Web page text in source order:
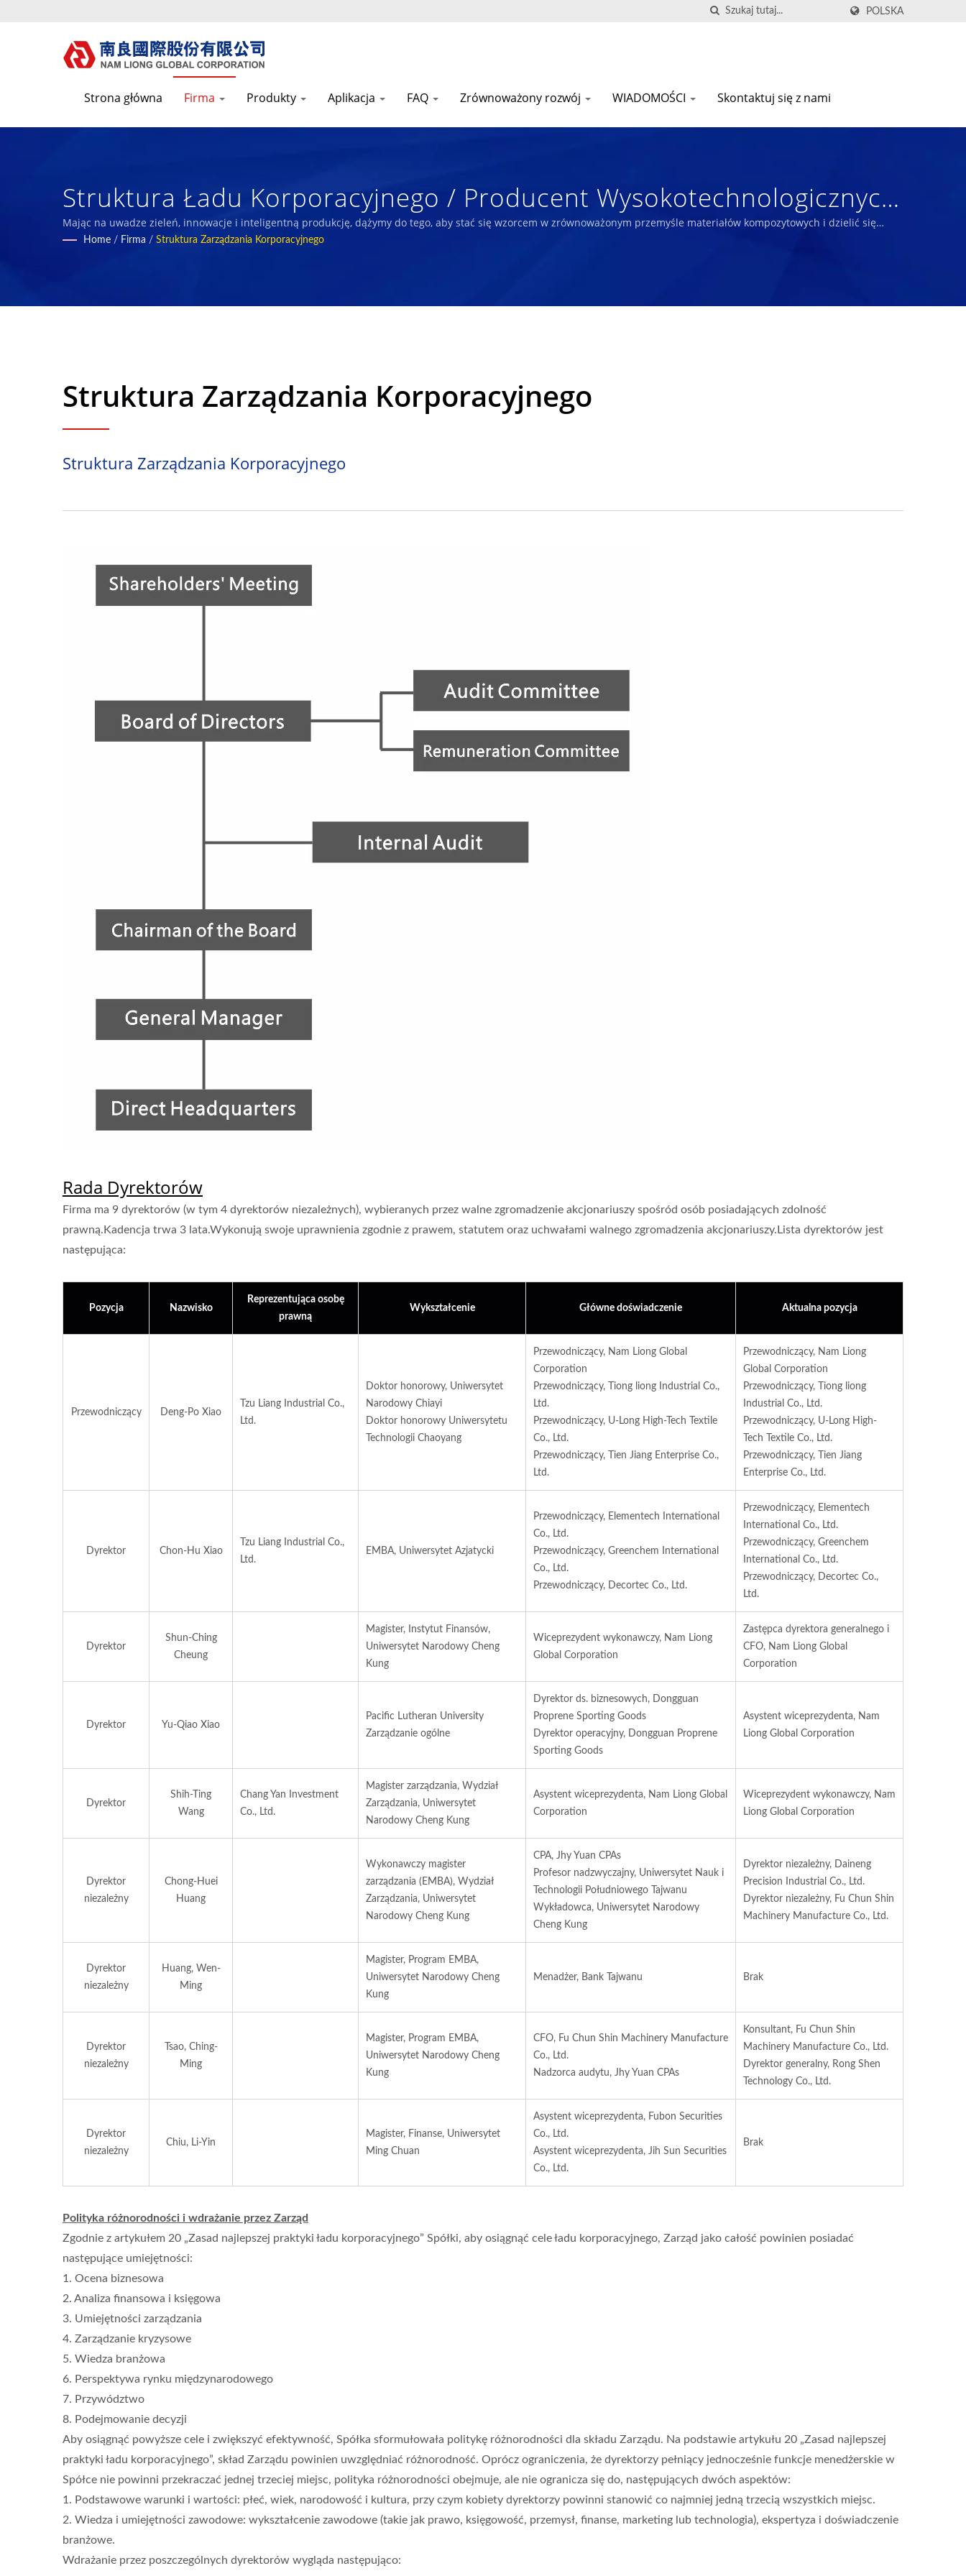
POLSKA
Strona główna Firma Produkty Aplikacja FAQ Zrównoważony rozwój WIADOMOŚCI Skontaktuj się z nami
Struktura Ładu Korporacyjnego / Producent Wysokotechnologicznych,
Funkcjonalnych, Zielonych Tkanin Tekstylnych I Materiałów
Mając na uwadze zieleń, innowacje i inteligentną produkcję, dążymy do tego, aby stać się wzorcem w zrównoważonym przemyśle materiałów kompozytowych i dzielić się
naszymi osiągnięciami z naszymi pracownikami i społeczeństwem.
Home / Firma / Struktura Zarządzania Korporacyjnego
Struktura Zarządzania Korporacyjnego
Struktura Zarządzania Korporacyjnego
Rada Dyrektorów
Firma ma 9 dyrektorów (w tym 4 dyrektorów niezależnych), wybieranych przez walne zgromadzenie akcjonariuszy spośród osób posiadających zdolność
prawną.Kadencja trwa 3 lata.Wykonują swoje uprawnienia zgodnie z prawem, statutem oraz uchwałami walnego zgromadzenia akcjonariuszy.Lista dyrektorów jest
następująca:
Pozycja Nazwisko
Reprezentująca osobę
prawną
Wykształcenie Główne doświadczenie Aktualna pozycja
Przewodniczący Deng-Po Xiao
Tzu Liang Industrial Co.,
Ltd.
Doktor honorowy, Uniwersytet
Narodowy Chiayi
Doktor honorowy Uniwersytetu
Technologii Chaoyang
Przewodniczący, Nam Liong Global
Corporation
Przewodniczący, Tiong liong Industrial Co.,
Ltd.
Przewodniczący, U-Long High-Tech Textile
Co., Ltd.
Przewodniczący, Tien Jiang Enterprise Co.,
Ltd.
Przewodniczący, Nam Liong
Global Corporation
Przewodniczący, Tiong liong
Industrial Co., Ltd.
Przewodniczący, U-Long High-
Tech Textile Co., Ltd.
Przewodniczący, Tien Jiang
Enterprise Co., Ltd.
Dyrektor Chon-Hu Xiao
Tzu Liang Industrial Co.,
Ltd.
EMBA, Uniwersytet Azjatycki
Przewodniczący, Elementech International
Co., Ltd.
Przewodniczący, Greenchem International
Co., Ltd.
Przewodniczący, Decortec Co., Ltd.
Przewodniczący, Elementech
International Co., Ltd.
Przewodniczący, Greenchem
International Co., Ltd.
Przewodniczący, Decortec Co.,
Ltd.
Dyrektor
Shun-Ching
Cheung
Magister, Instytut Finansów,
Uniwersytet Narodowy Cheng
Kung
Wiceprezydent wykonawczy, Nam Liong
Global Corporation
Zastępca dyrektora generalnego i
CFO, Nam Liong Global
Corporation
Dyrektor Yu-Qiao Xiao
Pacific Lutheran University
Zarządzanie ogólne
Dyrektor ds. biznesowych, Dongguan
Proprene Sporting Goods
Dyrektor operacyjny, Dongguan Proprene
Sporting Goods
Asystent wiceprezydenta, Nam
Liong Global Corporation
Dyrektor
Shih-Ting
Wang
Chang Yan Investment
Co., Ltd.
Magister zarządzania, Wydział
Zarządzania, Uniwersytet
Narodowy Cheng Kung
Asystent wiceprezydenta, Nam Liong Global
Corporation
Wiceprezydent wykonawczy, Nam
Liong Global Corporation
Dyrektor
niezależny
Chong-Huei
Huang
Wykonawczy magister
zarządzania (EMBA), Wydział
Zarządzania, Uniwersytet
Narodowy Cheng Kung
CPA, Jhy Yuan CPAs
Profesor nadzwyczajny, Uniwersytet Nauk i
Technologii Południowego Tajwanu
Wykładowca, Uniwersytet Narodowy
Cheng Kung
Dyrektor niezależny, Daineng
Precision Industrial Co., Ltd.
Dyrektor niezależny, Fu Chun Shin
Machinery Manufacture Co., Ltd.
Dyrektor
niezależny
Huang, Wen-
Ming
Magister, Program EMBA,
Uniwersytet Narodowy Cheng
Kung
Menadżer, Bank Tajwanu Brak
Dyrektor
niezależny
Tsao, Ching-
Ming
Magister, Program EMBA,
Uniwersytet Narodowy Cheng
Kung
CFO, Fu Chun Shin Machinery Manufacture
Co., Ltd.
Nadzorca audytu, Jhy Yuan CPAs
Konsultant, Fu Chun Shin
Machinery Manufacture Co., Ltd.
Dyrektor generalny, Rong Shen
Technology Co., Ltd.
Dyrektor
niezależny
Chiu, Li-Yin
Magister, Finanse, Uniwersytet
Ming Chuan
Asystent wiceprezydenta, Fubon Securities
Co., Ltd.
Asystent wiceprezydenta, Jih Sun Securities
Co., Ltd.
Brak
Polityka różnorodności i wdrażanie przez Zarząd
Zgodnie z artykułem 20 „Zasad najlepszej praktyki ładu korporacyjnego” Spółki, aby osiągnąć cele ładu korporacyjnego, Zarząd jako całość powinien posiadać
następujące umiejętności:
1. Ocena biznesowa
2. Analiza finansowa i księgowa
3. Umiejętności zarządzania
4. Zarządzanie kryzysowe
5. Wiedza branżowa
6. Perspektywa rynku międzynarodowego
7. Przywództwo
8. Podejmowanie decyzji
Aby osiągnąć powyższe cele i zwiększyć efektywność, Spółka sformułowała politykę różnorodności dla składu Zarządu. Na podstawie artykułu 20 „Zasad najlepszej
praktyki ładu korporacyjnego”, skład Zarządu powinien uwzględniać różnorodność. Oprócz ograniczenia, że dyrektorzy pełniący jednocześnie funkcje menedżerskie w
Spółce nie powinni przekraczać jednej trzeciej miejsc, polityka różnorodności obejmuje, ale nie ogranicza się do, następujących dwóch aspektów:
1. Podstawowe warunki i wartości: płeć, wiek, narodowość i kultura, przy czym kobiety dyrektorzy powinni stanowić co najmniej jedną trzecią wszystkich miejsc.
2. Wiedza i umiejętności zawodowe: wykształcenie zawodowe (takie jak prawo, księgowość, przemysł, finanse, marketing lub technologia), ekspertyza i doświadczenie
branżowe.
Wdrażanie przez poszczególnych dyrektorów wygląda następująco: